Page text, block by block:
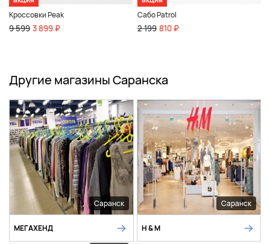
Кроссовки Peak
9 599 3 899 ₽
Сабо Patrol
2 199 810 ₽
Другие магазины Саранска
Саранск
МЕГАХЕНД
Саранск
H & M